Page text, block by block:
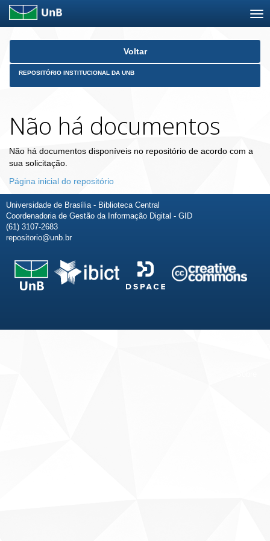
Skip
Voltar
REPOSITÓRIO INSTITUCIONAL DA UNB
Não há documentos
Não há documentos disponíveis no repositório de acordo com a
sua solicitação.
Página inicial do repositório
Universidade de Brasília - Biblioteca Central
Coordenadoria de Gestão da Informação Digital - GID
(61) 3107-2683
repositorio@unb.br